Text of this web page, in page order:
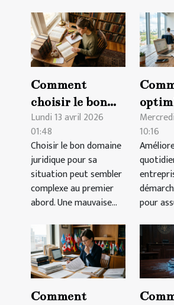
Comment
choisir le bon
domaine
juridique pour
votre situation
?
Lundi 13 avril 2026
01:48
Choisir le bon domaine
juridique pour sa
situation peut sembler
complexe au premier
abord. Une mauvaise...
votre
?
10:16
pour
Comment